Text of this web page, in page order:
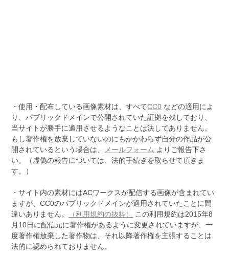
・使用・配布している画像素材は、すべてCC0 などの適用によ
り、パブリックドメインで公開されていた証拠を残しており、
当サイトが勝手に適用させるようなことは決してありません。
もし著作権を放棄していないのにもかかわらず自分の作品が公
開されているという場合は、
メールフォーム よりご報告下さ
い。（虚偽の報告については、法的手続きを取らせて頂きま
す。）
・サイト内の素材にはACワークスが配信する画像が含まれてい
ますが、CC0のパブリックドメインが適用されていたことに間
違いありません。
（利用規約の抜粋）
この利用規約は2015年8
月10日に配信元に著作権があるように変更されていますが、一
度著作権放棄した著作物は、それ以降著作権を主張することは
法的に認められておりません。